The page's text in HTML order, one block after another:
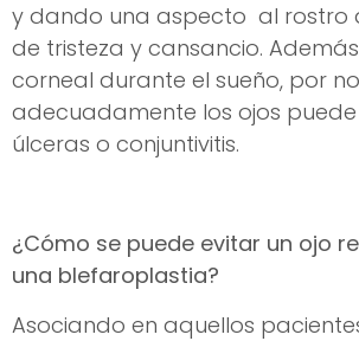
y dando una aspecto al rostro
de tristeza y cansancio.
corneal durante el sueño, por
adecuadamente los ojos
úlceras o conjuntivitis.
¿Cómo se puede evitar un ojo
una blefaroplastia?
Asociando en aquellos